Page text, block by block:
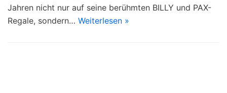
Jahren nicht nur auf seine berühmten BILLY und PAX-
Regale, sondern… Weiterlesen »